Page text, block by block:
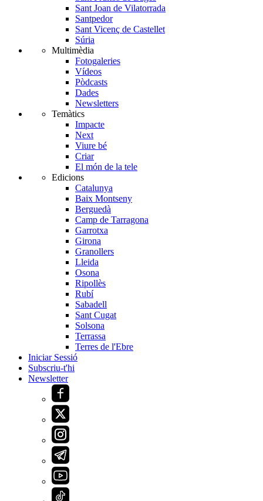
Sant Joan de Vilatorrada
Santpedor
Sant Vicenç de Castellet
Súria
Multimèdia
Fotogaleries
Vídeos
Pòdcasts
Dades
Newsletters
Temàtics
Impacte
Next
Viure bé
Criar
El món de la tele
Edicions
Catalunya
Baix Montseny
Berguedà
Camp de Tarragona
Garrotxa
Girona
Granollers
Lleida
Osona
Ripollès
Rubí
Sabadell
Sant Cugat
Solsona
Terrassa
Terres de l'Ebre
Iniciar Sessió
Subscriu-t'hi
Newsletter